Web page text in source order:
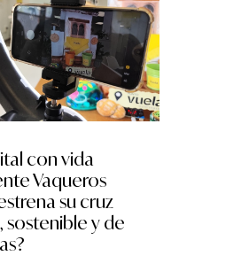
con vida
Vaqueros
su cruz
sostenible y de